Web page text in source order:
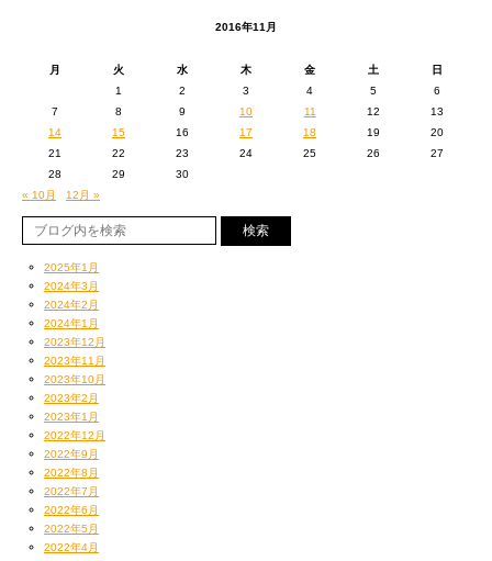
2016年11月
月 火 水 木 金 土
日
1
2 3 4 5
6
7
8 9 10 11 12
13
14
15 16 17 18 19
20
21
22 23 24 25 26
27
28
29
30
« 10月
12月 »
2025年1月
2024年3月
2024年2月
2024年1月
2023年12月
2023年11月
2023年10月
2023年2月
2023年1月
2022年12月
2022年9月
2022年8月
2022年7月
2022年6月
2022年5月
2022年4月